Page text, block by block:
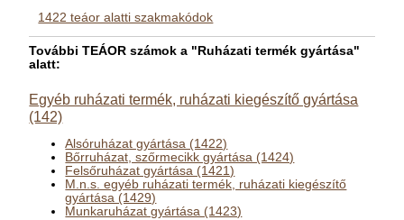
1422 teáor alatti szakmakódok
További TEÁOR számok a "Ruházati termék gyártása"
alatt:
Egyéb ruházati termék, ruházati kiegészítő gyártása
(142)
Alsóruházat gyártása (1422)
Bőrruházat, szőrmecikk gyártása (1424)
Felsőruházat gyártása (1421)
M.n.s. egyéb ruházati termék, ruházati kiegészítő
gyártása (1429)
Munkaruházat gyártása (1423)